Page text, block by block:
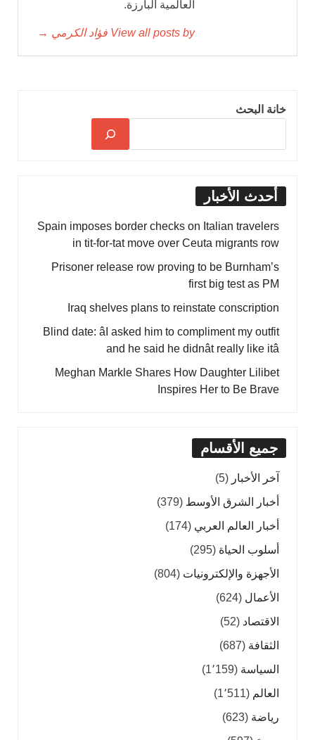
العالمية البارزة.
View all posts by فؤاد الكرمي →
خانة البحث
أحدث الأخبار
Spain imposes border checks on Italian travelers
in tit-for-tat move over Ceuta migrants row
Prisoner release row proving to be Burnham’s
first big test as PM
Iraq shelves plans to reinstate conscription
Blind date: âI asked him to compliment my outfit
and he said he didnât really like itâ
Meghan Markle Shares How Daughter Lilibet
Inspires Her to Be Brave
جميع الأقسام
آخر الأخبار (5)
أخبار الشرق الأوسط (379)
أخبار العالم العربي (174)
أسلوب الحياة (295)
الأجهزة والإلكترونيات (804)
الأعمال (624)
الاقتصاد (52)
الثقافة (687)
السياسة (1٬159)
العالم (1٬511)
رياضة (623)